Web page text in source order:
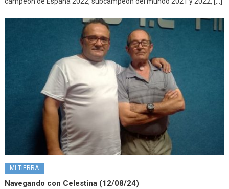
MI TIERRA
Navegando con Celestina (12/08/24)